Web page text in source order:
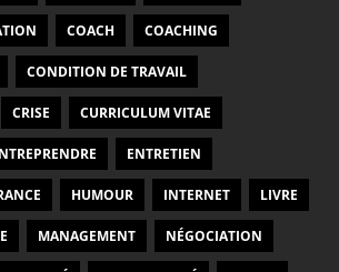
COACH COACHING
CONDITION DE TRAVAIL
CRISE CURRICULUM VITAE
ENTRETIEN
HUMOUR INTERNET LIVRE
MANAGEMENT NÉGOCIATION